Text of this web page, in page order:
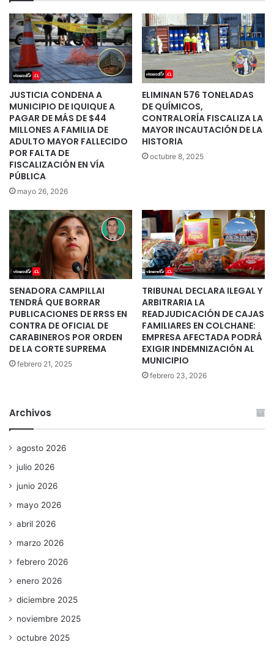
JUSTICIA CONDENA A
MUNICIPIO DE IQUIQUE A
PAGAR DE MÁS DE $44
MILLONES A FAMILIA DE
ADULTO MAYOR FALLECIDO
POR FALTA DE
FISCALIZACIÓN EN VÍA
PÚBLICA
mayo 26, 2026
ELIMINAN 576 TONELADAS
DE QUÍMICOS,
CONTRALORÍA FISCALIZA LA
MAYOR INCAUTACIÓN DE LA
HISTORIA
octubre 8, 2025
SENADORA CAMPILLAI
TENDRÁ QUE BORRAR
PUBLICACIONES DE RRSS EN
CONTRA DE OFICIAL DE
CARABINEROS POR ORDEN
DE LA CORTE SUPREMA
febrero 21, 2025
TRIBUNAL DECLARA ILEGAL Y
ARBITRARIA LA
READJUDICACIÓN DE CAJAS
FAMILIARES EN COLCHANE:
EMPRESA AFECTADA PODRÁ
EXIGIR INDEMNIZACIÓN AL
MUNICIPIO
febrero 23, 2026
Archivos
agosto 2026
julio 2026
junio 2026
mayo 2026
abril 2026
marzo 2026
febrero 2026
enero 2026
diciembre 2025
noviembre 2025
octubre 2025